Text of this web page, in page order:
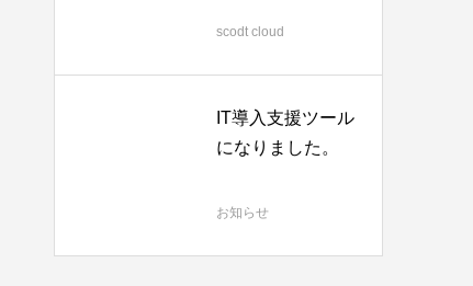
scodt cloud
IT導入支援ツール
になりました。
お知らせ